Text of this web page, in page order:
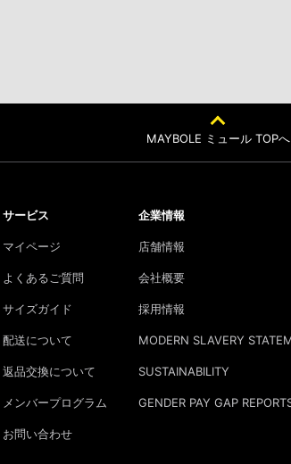
MAYBOLE ミュール TOPへ
サービス
マイページ
よくあるご質問
サイズガイド
配送について
返品交換について
メンバープログラム
お問い合わせ
企業情報
店舗情報
会社概要
採用情報
MODERN SLAVERY
SUSTAINABILITY
GENDER PAY GAP